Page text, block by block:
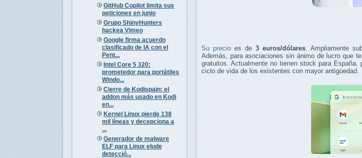
GitHub Copilot limita sus
peticiones en junio
Grupo ShinyHunters
hackea Vimeo
Google firma acuerdo
clasificado de IA con el
Pent...
Intel Core 5 320:
prometedor para portátiles
Windo...
Cierre de Kodispain: el
addon más usado en Kodi
en...
Kernel Linux pierde 138
mil líneas y decepciona a
...
Generador de malware
ELF para Linux elude
detecció...
Su precio es de3 euros/dólares. Ampliamente
Además, para asociaciones sin ánimo de lucro que
gratuitos. Actualmente no tienen stock para España,
ciclo de vida de los existentes con mayor antigüedad.